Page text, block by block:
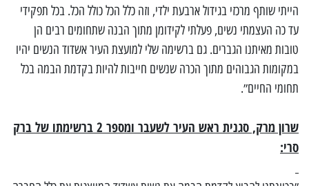
הייתי שותף מרכזי בגידול ארבעת ילדי, וזה כלל הכל כולל הכל. בכל תפקידי
עד כה העצמתי נשים, פעלתי לקידומן מתוך הבנה שתחומים רבים הן
טובות מאיתנו הגברים. גם ברשימה שלי למועצת העיר אשדוד הנשים יהיו
במקומות הגבוהים מתוך הכרה שנשים חייבות להיות בקדמת הבמה בכל
תחומי החיים״.
שרון מרק, סגנית ראש העיר לשעבר ומספר 2 ברשימתו של ברק
סרי: